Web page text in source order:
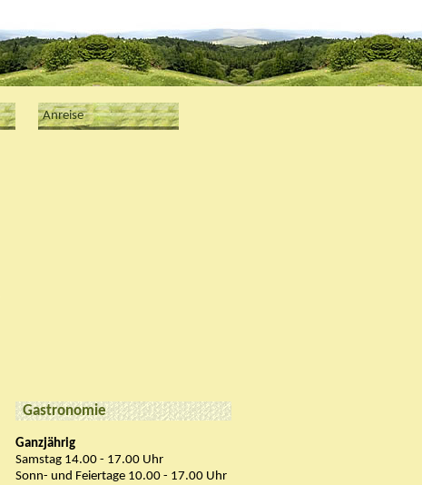
Anreise
Gastronomie
Ganzjährig
Samstag 14.00 - 17.00 Uhr
Sonn- und Feiertage 10.00 - 17.00 Uhr